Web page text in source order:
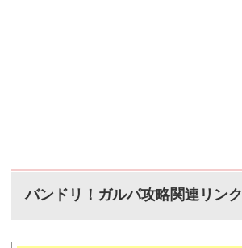
バンドリ！ガルパ攻略関連リンク